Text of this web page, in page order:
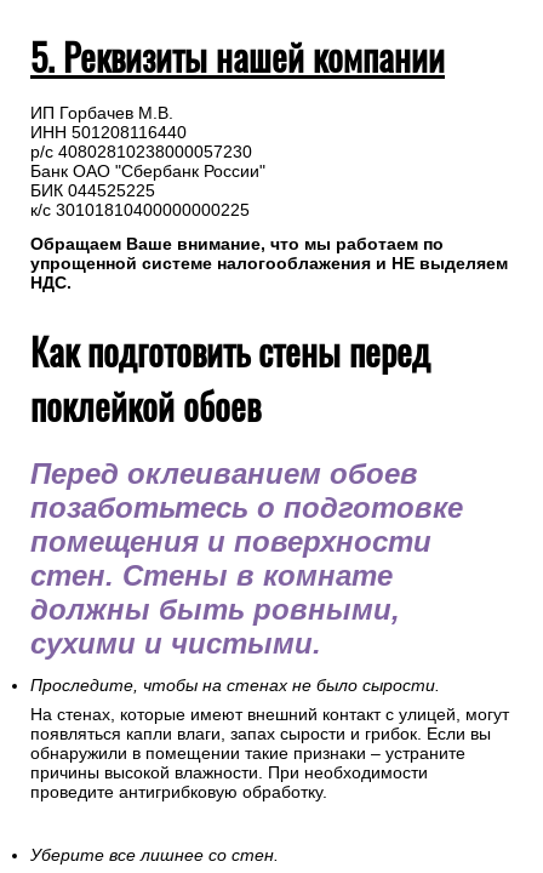
5. Реквизиты нашей компании
ИП Горбачев М.В.
ИНН 501208116440
р/с 40802810238000057230
Банк ОАО "Сбербанк России"
БИК 044525225
к/с 30101810400000000225
Обращаем Ваше внимание, что мы работаем по
упрощенной системе налогооблажения и НЕ выделяем
НДС.
Как подготовить стены перед
поклейкой обоев
Перед оклеиванием обоев
позаботьтесь о подготовке
помещения и поверхности
стен. Стены в комнате
должны быть ровными,
сухими и чистыми.
Проследите, чтобы на стенах не было сырости.
На стенах, которые имеют внешний контакт с улицей, могут
появляться капли влаги, запах сырости и грибок. Если вы
обнаружили в помещении такие признаки – устраните
причины высокой влажности. При необходимости
проведите антигрибковую обработку.
Уберите все лишнее со стен.